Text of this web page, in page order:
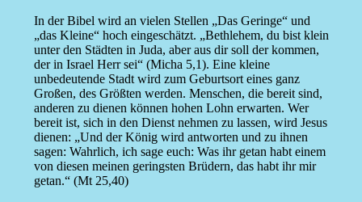
In der Bibel wird an vielen Stellen „Das Geringe“ und
„das Kleine“ hoch eingeschätzt. „Bethlehem, du bist klein
unter den Städten in Juda, aber aus dir soll der kommen,
der in Israel Herr sei“ (Micha 5,1). Eine kleine
unbedeutende Stadt wird zum Geburtsort eines ganz
Großen, des Größten werden. Menschen, die bereit sind,
anderen zu dienen können hohen Lohn erwarten. Wer
bereit ist, sich in den Dienst nehmen zu lassen, wird Jesus
dienen: „Und der König wird antworten und zu ihnen
sagen: Wahrlich, ich sage euch: Was ihr getan habt einem
von diesen meinen geringsten Brüdern, das habt ihr mir
getan.“ (Mt 25,40)